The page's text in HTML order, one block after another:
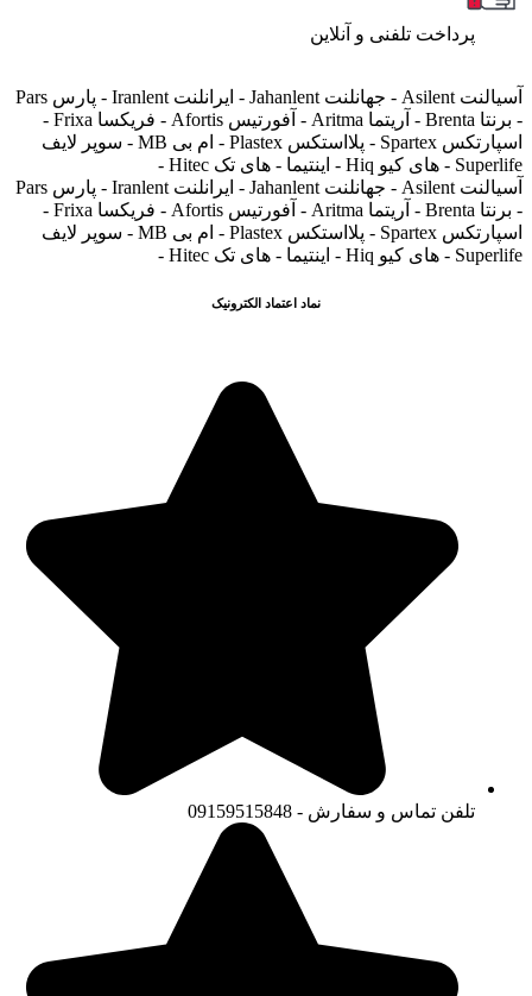
پرداخت تلفنی و آنلاین
آسیالنت Asilent - جهانلنت Jahanlent - ایرانلنت Iranlent - پارس Pars
- برنتا Brenta - آریتما Aritma - آفورتیس Afortis - فریکسا Frixa -
اسپارتکس Spartex - پلااستکس Plastex - ام بی MB - سوپر لایف
Superlife - های کیو Hiq - اینتیما - های تک Hitec -
آسیالنت Asilent - جهانلنت Jahanlent - ایرانلنت Iranlent - پارس Pars
- برنتا Brenta - آریتما Aritma - آفورتیس Afortis - فریکسا Frixa -
اسپارتکس Spartex - پلااستکس Plastex - ام بی MB - سوپر لایف
Superlife - های کیو Hiq - اینتیما - های تک Hitec -
نماد اعتماد الکترونیک
تلفن تماس و سفارش - 09159515848